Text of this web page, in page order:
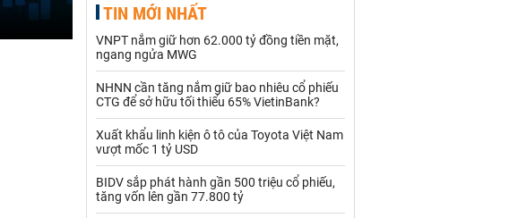
Hạt điều
Khí đốt
Kim loại khác Mắc ca
Muối
Nhựa - Hạt nhựa
Palladium Phân bón
TIN MỚI NHẤT
VNPT nắm giữ hơn 62.000 tỷ đồng tiền mặt,
ngang ngửa MWG
NHNN cần tăng nắm giữ bao nhiêu cổ phiếu
CTG để sở hữu tối thiểu 65% VietinBank?
Xuất khẩu linh kiện ô tô của Toyota Việt Nam
vượt mốc 1 tỷ USD
BIDV sắp phát hành gần 500 triệu cổ phiếu,
tăng vốn lên gần 77.800 tỷ